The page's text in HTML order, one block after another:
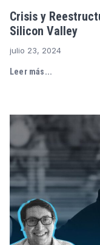
Crisis y
Silicon Valley
julio 23, 2024
Leer más...